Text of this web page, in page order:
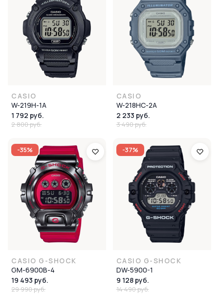
CASIO
W-219H-1A
1 792 руб.
2 800 руб.
CASIO
W-218HC-2A
2 233 руб.
3 490 руб.
-35%
CASIO G-SHOCK
GM-6900B-4
19 493 руб.
29 990 руб.
-37%
CASIO G-SHOCK
DW-5900-1
9 128 руб.
14 490 руб.